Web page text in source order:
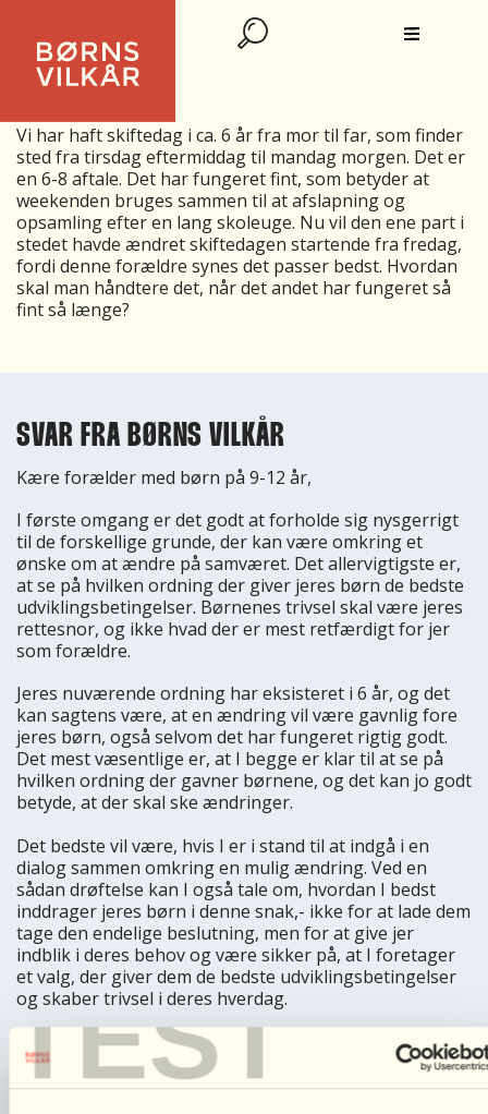
TEST
SKIFTEDAG FOR BØRNENE VED
SKILSMISSE
Vi har haft skiftedag i ca. 6 år fra mor til far, som finder
sted fra tirsdag eftermiddag til mandag morgen. Det er
en 6-8 aftale. Det har fungeret fint, som betyder at
weekenden bruges sammen til at afslapning og
opsamling efter en lang skoleuge. Nu vil den ene part i
stedet havde ændret skiftedagen startende fra fredag,
fordi denne forældre synes det passer bedst. Hvordan
skal man håndtere det, når det andet har fungeret så
fint så længe?
SVAR FRA BØRNS VILKÅR
Kære forælder med børn på 9-12 år,
I første omgang er det godt at forholde sig nysgerrigt
til de forskellige grunde, der kan være omkring et
ønske om at ændre på samværet. Det allervigtigste er,
at se på hvilken ordning der giver jeres børn de bedste
udviklingsbetingelser. Børnenes trivsel skal være jeres
rettesnor, og ikke hvad der er mest retfærdigt for jer
som forældre.
Jeres nuværende ordning har eksisteret i 6 år, og det
kan sagtens være, at en ændring vil være gavnlig fore
jeres børn, også selvom det har fungeret rigtig godt.
Det mest væsentlige er, at I begge er klar til at se på
hvilken ordning der gavner børnene, og det kan jo godt
betyde, at der skal ske ændringer.
Det bedste vil være, hvis I er i stand til at indgå i en
dialog sammen omkring en mulig ændring. Ved en
sådan drøftelse kan I også tale om, hvordan I bedst
inddrager jeres børn i denne snak,- ikke for at lade dem
tage den endelige beslutning, men for at give jer
indblik i deres behov og være sikker på, at I foretager
et valg, der giver dem de bedste udviklingsbetingelser
og skaber trivsel i deres hverdag.
Hvis I ikke kan gå i dialog om mulige ændringer, kan I
prøve at inddrage jeres netværk. Det kan ofte være en
hjælp, at tale med en uvildig omkring de beslutninger, I